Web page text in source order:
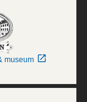
museum